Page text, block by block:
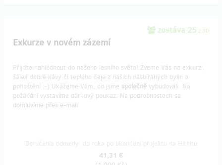
zostáva 25 z 30
Exkurze v novém zázemí
Přijďte nahlédnout do našeho lesního světa! Zveme Vás na exkurzi,
šálek dobré kávy či teplého čaje z našich nasbíraných bylin a
pohoštění :-) Ukážeme Vám, co jsme společně vybudovali. Na
požádání vystavíme dárkový poukaz. Na podrobnostech se
domluvíme přes e-mail.
41,31 €